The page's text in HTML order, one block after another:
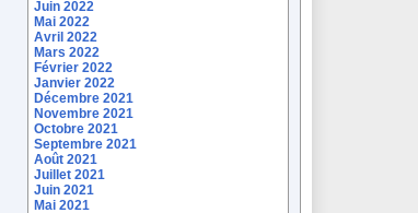
Juin 2022
Mai 2022
Avril 2022
Mars 2022
Février 2022
Janvier 2022
Décembre 2021
Novembre 2021
Octobre 2021
Septembre 2021
Août 2021
Juillet 2021
Juin 2021
Mai 2021